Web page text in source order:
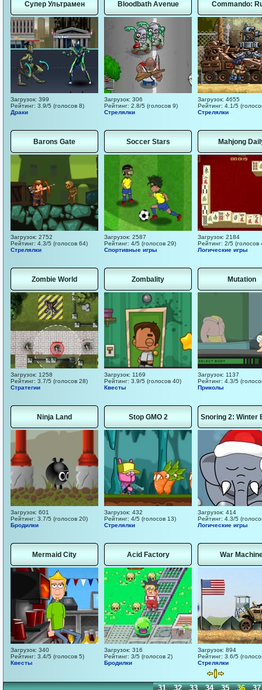
Супер Ультрамен
Загрузок: 399
Рейтинг: 3.9/5 (голосов 8)
Драки
Bloodbath Avenue
Загрузок: 306
Рейтинг: 2.8/5 (голосов 9)
Стрелялки
Commando:
Загрузок: 4655
Рейтинг: 4.1/5
Стрелялки
Barons Gate
Загрузок: 2752
Рейтинг: 4.3/5 (голосов 64)
Стрелялки
Soccer Stars
Загрузок: 2587
Рейтинг: 4/5 (голосов 29)
Спортивные игры
Mahjong
Загрузок: 2184
Рейтинг: 2/5 (голосов
Логические игры
Zombie World
Загрузок: 1258
Рейтинг: 3.7/5 (голосов 28)
Стратегии
Zombality
Загрузок: 1169
Рейтинг: 3.9/5 (голосов 40)
Квесты
Mutation
Загрузок: 1137
Рейтинг: 4.3/5
Приколы
Ninja Land
Загрузок: 601
Рейтинг: 3.7/5 (голосов 20)
Бродилки
Stop GMO 2
Загрузок: 432
Рейтинг: 4/5 (голосов 13)
Стрелялки
Snoring 2: Winter
Загрузок: 414
Рейтинг: 4.3/5
Логические игры
Mermaid City
Загрузок: 340
Рейтинг: 3.4/5 (голосов 5)
Квесты
Acid Factory
Загрузок: 316
Рейтинг: 3/5 (голосов 2)
Бродилки
War
Загрузок: 894
Рейтинг: 3.6/5
Стрелялки
21 22 23 24 25 26 27 28 29 30 31 32 33 34 35 36 37